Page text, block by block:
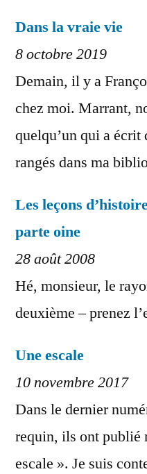
Dans la vraie vie
8 octobre 2019
Demain, il y a
chez moi. Marrant,
quelqu’un qui a
rangés dans ma
Les leçons
parte oine
28 août 2008
Hé, monsieur, le
deuxième – prenez
Une escale
10 novembre 2017
Dans le dernier
requin, ils ont publié
escale ». Je suis